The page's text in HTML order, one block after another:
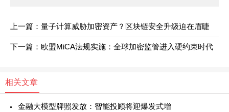
上一篇：量子计算威胁加密资产？区块链安全升级迫在眉睫
下一篇：欧盟MiCA法规实施：全球加密监管进入硬约束时代
相关文章
金融大模型牌照发放：智能投顾将迎爆发式增